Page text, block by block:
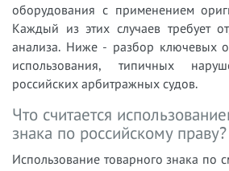
оборудования с применением
Каждый из этих случаев требует
анализа. Ниже - разбор ключевых
использования, типичных
российских арбитражных судов.
Что считается
знака по российскому праву?
Использование товарного знака по